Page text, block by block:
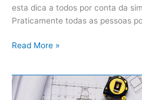
esta dica a todos por conta da
Praticamente todas as pessoas
Read More »
Quatro
Métodos